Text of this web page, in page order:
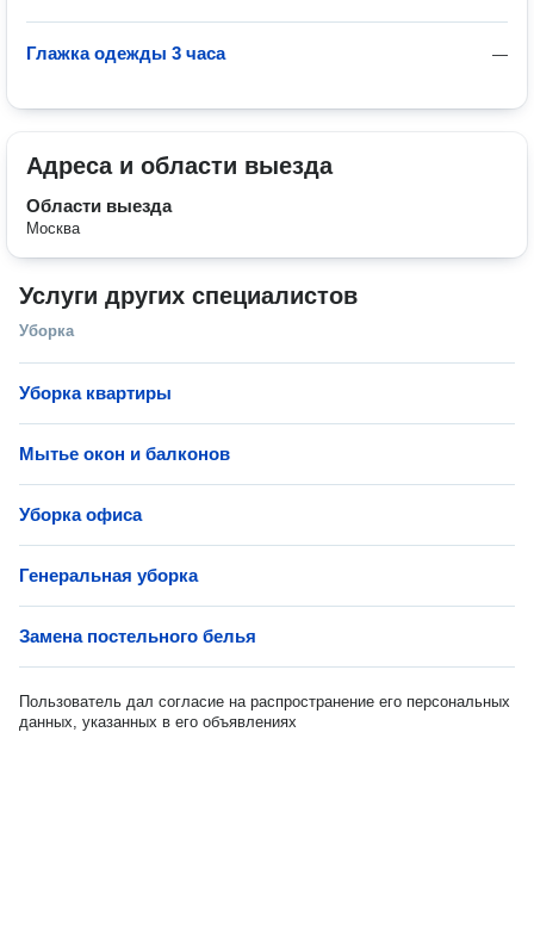
—
Глажка одежды 3 часа
Адреса и области выезда
Области выезда
Москва
Услуги других специалистов
Уборка
Уборка квартиры
Мытье окон и балконов
Уборка офиса
Генеральная уборка
Замена постельного белья
Пользователь дал согласие на распространение его персональных
данных, указанных в его объявлениях